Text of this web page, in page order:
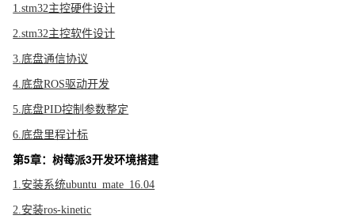
1.stm32主控硬件设计
2.stm32主控软件设计
3.底盘通信协议
4.底盘ROS驱动开发
5.底盘PID控制参数整定
6.底盘里程计标
第5章：树莓派3开发环境搭建
1.安装系统ubuntu_mate_16.04
2.安装ros-kinetic